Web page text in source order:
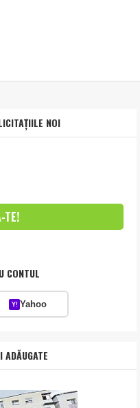
NOI
CONTUL
Y! Yahoo
ADĂUGATE